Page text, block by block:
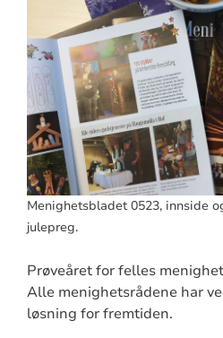
Menighetsbladet 0523, innside
julepreg.
Prøveåret for felles
Alle menighetsrådene har
løsning for fremtiden.